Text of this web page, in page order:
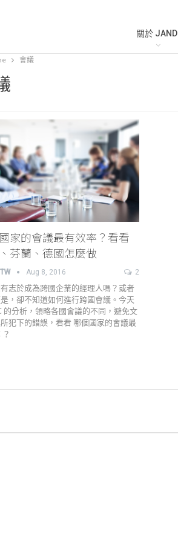
關於 JANDI
會議
家的會議最有效率？看看
芬蘭、德國怎麼做
Aug 8, 2016 2
志於成為跨國企業的經理人嗎？或者
，卻不知道如何進行跨國會議。今天
的分析，領略各國會議的不同，避免文
犯下的錯誤，看看 哪個國家的會議最